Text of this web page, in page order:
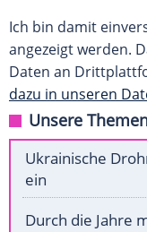
Ich bin damit
angezeigt werden.
Daten an
dazu in unseren
Unsere
Ukrainische
ein
Durch die Jahre